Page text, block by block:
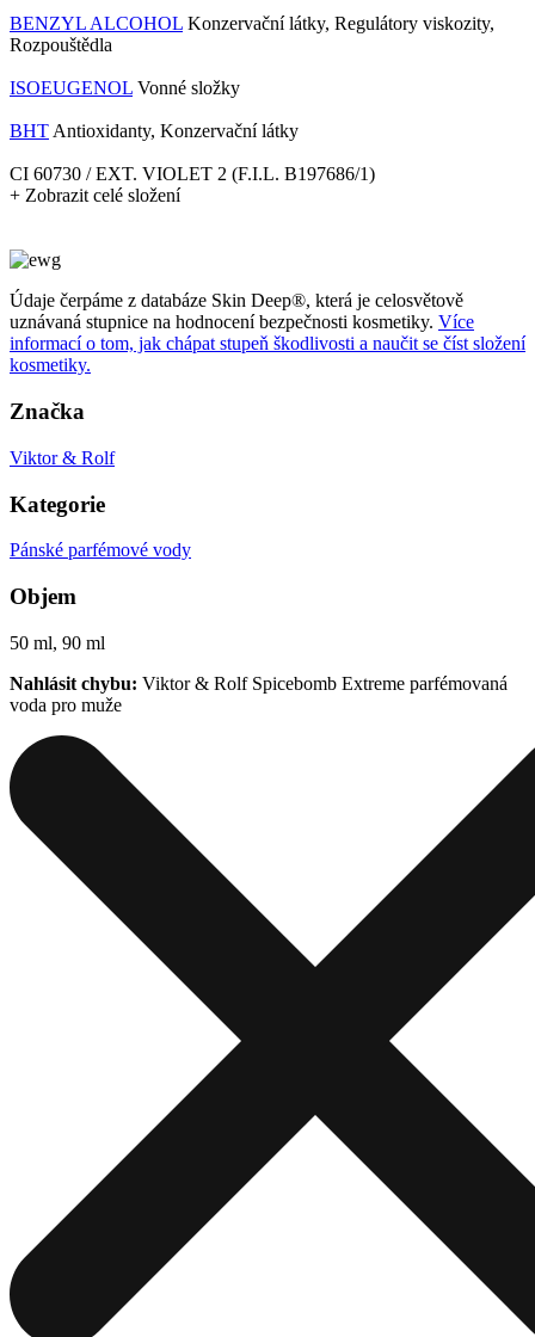
BENZYL ALCOHOL Konzervační látky, Regulátory viskozity,
Rozpouštědla
ISOEUGENOL Vonné složky
BHT Antioxidanty, Konzervační látky
CI 60730 / EXT. VIOLET 2 (F.I.L. B197686/1)
+ Zobrazit celé složení
Údaje čerpáme z databáze Skin Deep®, která je celosvětově
uznávaná stupnice na hodnocení bezpečnosti kosmetiky. Více
informací o tom, jak chápat stupeň škodlivosti a naučit se číst složení
kosmetiky.
Značka
Viktor & Rolf
Kategorie
Pánské parfémové vody
Objem
50 ml, 90 ml
Nahlásit chybu: Viktor & Rolf Spicebomb Extreme parfémovaná
voda pro muže